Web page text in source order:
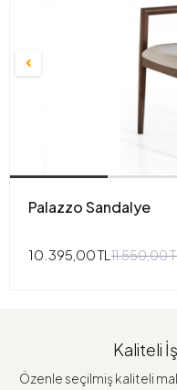
Palazzo Sandalye
10.395,00 TL 11.550,00
Kaliteli
Özenle seçilmiş kaliteli